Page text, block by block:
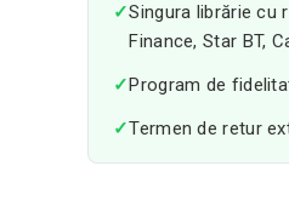
✓Singura librărie cu
Finance, Star BT,
✓Program de
✓Termen de retur